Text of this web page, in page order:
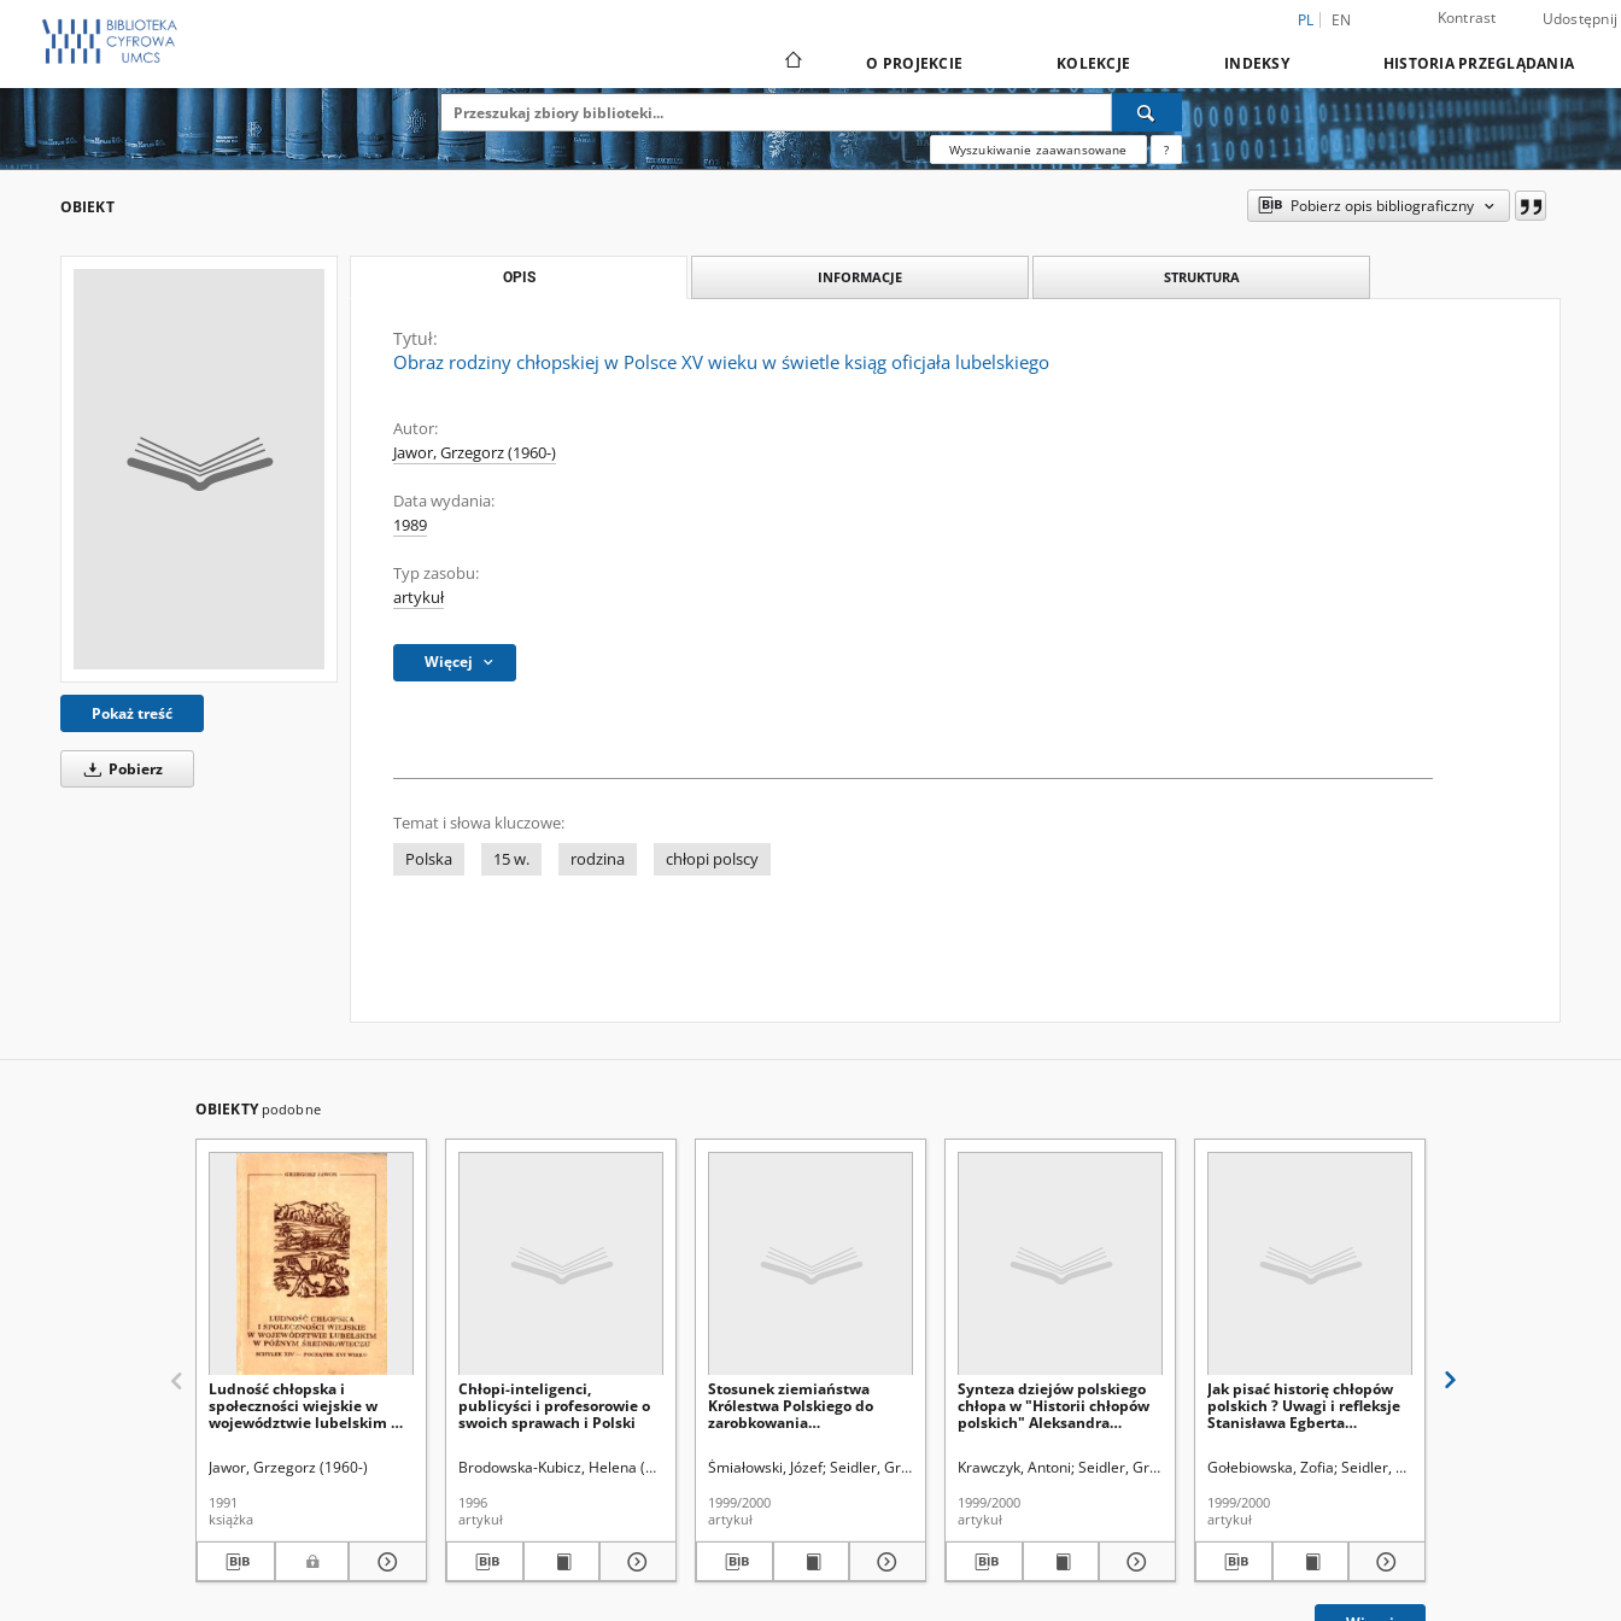
PL EN Kontrast Udostępnij
O PROJEKCIE KOLEKCJE INDEKSY HISTORIA PRZEGLĄDANIA
Wyszukiwanie zaawansowane ?
OBIEKT Pobierz opis bibliograficzny
Pokaż treść
Pobierz
OPIS INFORMACJE STRUKTURA
Tytuł:
Obraz rodziny chłopskiej w Polsce XV wieku w świetle ksiąg oficjała lubelskiego
Autor:
Jawor, Grzegorz (1960-)
Data wydania:
1989
Typ zasobu:
artykuł
Więcej
Temat i słowa kluczowe:
Polska
15 w. rodzina chłopi polscy
OBIEKTY podobne
Ludność chłopska i
społeczności wiejskie w
województwie lubelskim w
wieku
Jawor, Grzegorz (1960-)
1991
książka
Chłopi-inteligenci,
publicyści i profesorowie o
swoich sprawach i Polski
Brodowska-Kubicz, Helena (1914-2003) Śladkowski, Wiesław (1935-). Red.
1996
artykuł
Stosunek ziemiaństwa
Królestwa Polskiego do
zarobkowania
dodatkowego chłopów w
okresie pouwłaszczeniowym
Śmiałowski, Józef Seidler, Grzegorz Leopold (1913-1924). Red. Uniwersytet Marii Curie-Skłodowskiej (Lublin)
1999/2000
artykuł
Synteza dziejów polskiego
chłopa w "Historii chłopów
polskich" Aleksandra
Krawczyk, Antoni Seidler, Grzegorz Leopold (1913-1924). Red. Uniwersytet Marii Curie-
1999/2000
artykuł
Jak pisać historię chłopów
polskich ? Uwagi i refleksje
Stanisława Egberta
Gołebiowska, Zofia Seidler, Grzegorz Leopold (1913-1924).
1999/2000
artykuł